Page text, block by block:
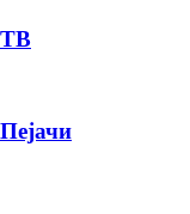
ТВ
Пејачи